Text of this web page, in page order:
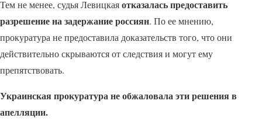
Тем не менее, судья Левицкаяотказалась предоставить
разрешение на задержание россиян. По ее мнению,
прокуратура не предоставила доказательств того, что они
действительно скрываются от следствия и могут ему
препятствовать.
Украинская прокуратура не обжаловала эти решения в
апелляции.